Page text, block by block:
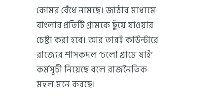
কোমর বেঁধে নামছে। জাঠার মাধ্যমে
বাংলার প্রতিটি গ্রামকে ছুঁয়ে যাওয়ার
চেষ্টা করা হবে। আর তারই কাউন্টারে
রাজ্যের শাসকদল ‘চলো গ্রামে যাই’
কর্মসূচী নিয়েছে বলে রাজনৈতিক
মহল মনে করছে।